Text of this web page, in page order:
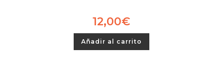
12,00€
Añadir al carrito